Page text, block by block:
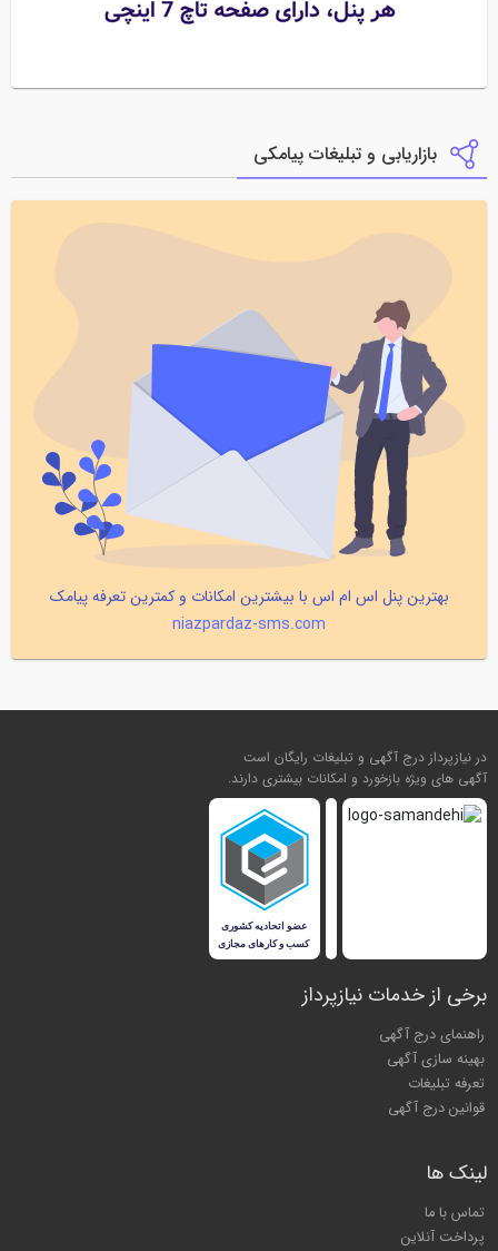
بازاریابی و تبلیغات پیامکی
بهترین پنل اس ام اس با بیشترین امکانات و کمترین تعرفه پیامک
niazpardaz-sms.com
در نیازپرداز درج آگهی و تبلیغات رایگان است
آگهی های ویژه بازخورد و امکانات بیشتری دارند.
برخی از خدمات نیازپرداز
راهنمای درج آگهی
بهینه سازی آگهی
تعرفه تبلیغات
قوانین درج آگهی
لینک ها
تماس با ما
پرداخت آنلاین